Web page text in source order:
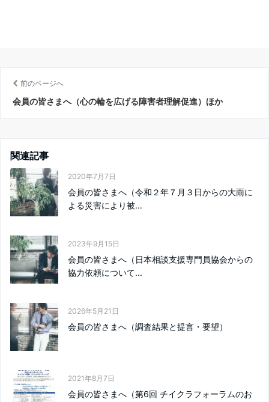
前のページへ
会員の皆さまへ（心の輪を広げる障害者理解促進）ほか
関連記事
2020年7月7日
会員の皆さまへ（令和２年７月３日からの大雨に
よる災害により被...
2023年9月15日
会員の皆さまへ（日本相談支援専門員協会からの
協力依頼について...
2026年5月21日
会員の皆さまへ（調査結果と提言・要望）
2021年8月7日
会員の皆さまへ（第6回 チイクラフォーラムのお